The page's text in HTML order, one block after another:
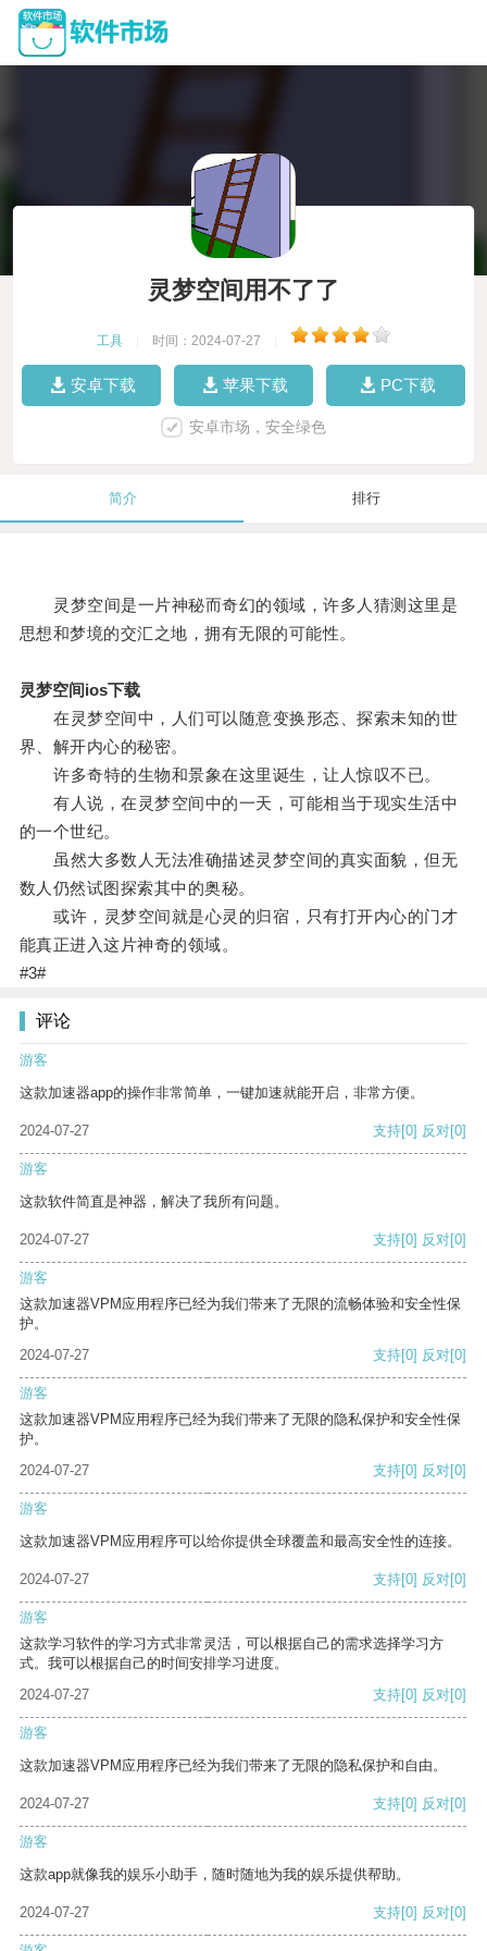
灵梦空间用不了了
工具 时间：2024-07-27
安卓下载 苹果下载 PC下载
安卓市场，安全绿色
简介 排行
灵梦空间是一片神秘而奇幻的领域，许多人猜测这里是
思想和梦境的交汇之地，拥有无限的可能性。
灵梦空间ios下载
在灵梦空间中，人们可以随意变换形态、探索未知的世
界、解开内心的秘密。
许多奇特的生物和景象在这里诞生，让人惊叹不已。
有人说，在灵梦空间中的一天，可能相当于现实生活中
的一个世纪。
虽然大多数人无法准确描述灵梦空间的真实面貌，但无
数人仍然试图探索其中的奥秘。
或许，灵梦空间就是心灵的归宿，只有打开内心的门才
能真正进入这片神奇的领域。
#3#
评论
游客
这款加速器app的操作非常简单，一键加速就能开启，非常方便。
2024-07-27 支持[0] 反对[0]
游客
这款软件简直是神器，解决了我所有问题。
2024-07-27 支持[0] 反对[0]
游客
这款加速器VPM应用程序已经为我们带来了无限的流畅体验和安全性保
护。
2024-07-27
支持[0] 反对[0]
游客
这款加速器VPM应用程序已经为我们带来了无限的隐私保护和安全性保
护。
2024-07-27
支持[0] 反对[0]
游客
这款加速器VPM应用程序可以给你提供全球覆盖和最高安全性的连接。
2024-07-27 支持[0] 反对[0]
游客
这款学习软件的学习方式非常灵活，可以根据自己的需求选择学习方
式。我可以根据自己的时间安排学习进度。
2024-07-27
支持[0] 反对[0]
游客
这款加速器VPM应用程序已经为我们带来了无限的隐私保护和自由。
2024-07-27 支持[0] 反对[0]
游客
这款app就像我的娱乐小助手，随时随地为我的娱乐提供帮助。
2024-07-27 支持[0] 反对[0]